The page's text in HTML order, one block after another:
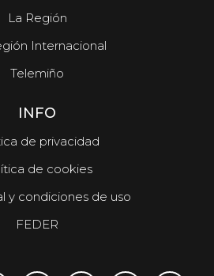
La Región
Internacional
Telemiño
INFO
de privacidad
de cookies
y condiciones de uso
FEDER